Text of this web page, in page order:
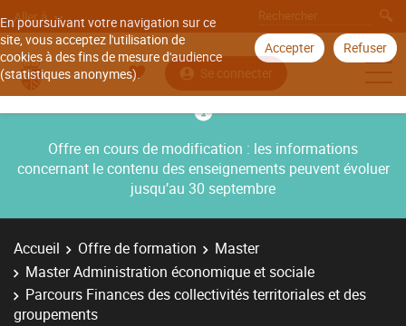
En poursuivant votre navigation sur ce
site, vous acceptez l'utilisation de
cookies à des fins de mesure d'audience
(statistiques anonymes).
Accepter Refuser
Aller à
Se connecter
Offre en cours de modification : les informations
concernant le contenu des enseignements peuvent évoluer
jusqu’au 30 septembre
Accueil Offre de formation
Master
Master Administration économique et sociale
Parcours Finances des collectivités territoriales et des
groupements